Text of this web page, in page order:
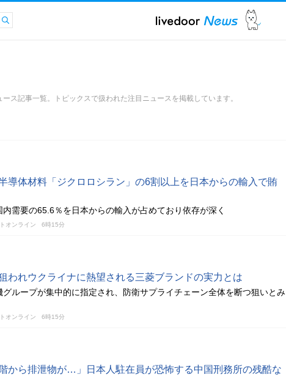
ース記事一覧。トピックスで扱われた注目ニュースを掲載しています。
導体材料「ジクロロシラン」の6割以上を日本からの輸入で賄
内需要の65.6％を日本からの輸入が占めており依存が深く
オンライン 6時15分
われウクライナに熱望される三菱ブランドの実力とは
グループが集中的に指定され、防衛サプライチェーン全体を断つ狙いとみ
オンライン 6時15分
階から排泄物が…」日本人駐在員が恐怖する中国刑務所の残酷な